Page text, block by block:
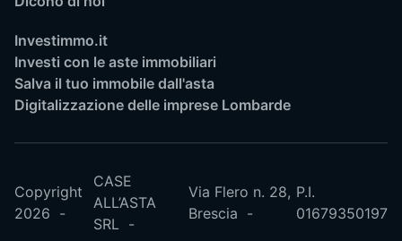
Investimmo.it
Investi con le aste immobiliari
Salva il tuo immobile dall'asta
Digitalizzazione delle imprese Lombarde
Copyright
2026
CASE
ALL’ASTA
SRL
Via Flero n. 28,
Brescia
P.I.
01679350197